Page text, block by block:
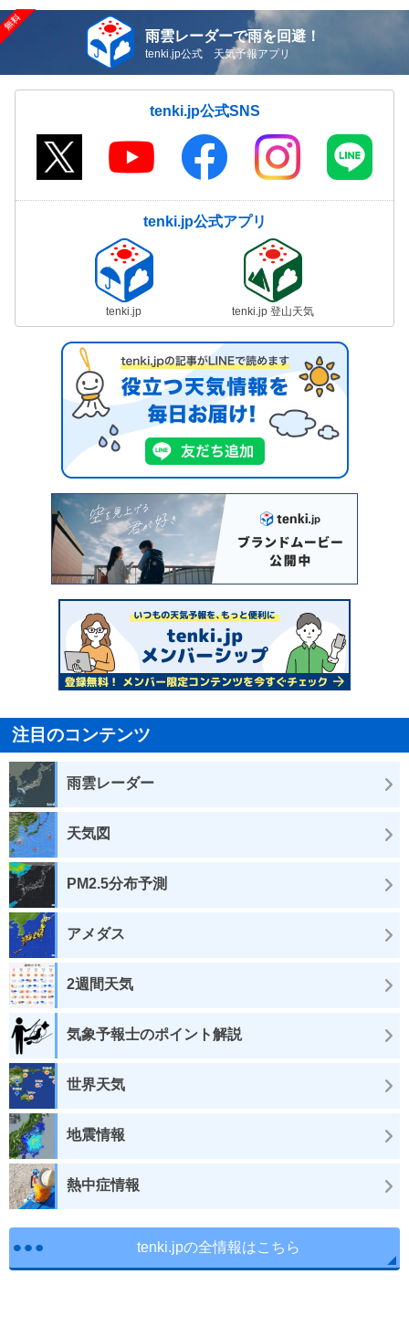
雨雲レーダーで雨を回避！
tenki.jp公式 天気予報アプリ
tenki.jp公式SNS
tenki.jp公式アプリ
tenki.jp tenki.jp 登山天気
注目のコンテンツ
雨雲レーダー
天気図
PM2.5分布予測
アメダス
2週間天気
気象予報士のポイント解説
世界天気
地震情報
熱中症情報
tenki.jpの全情報はこちら